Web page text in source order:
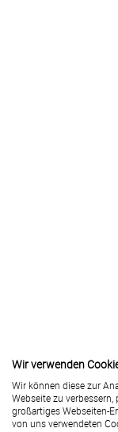
Wir verwenden
Wir können diese zur
Webseite zu
großartiges Webseiten-
von uns verwendeten